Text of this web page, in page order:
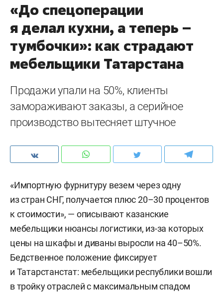
«До спецоперации
я делал кухни, а теперь –
тумбочки»: как страдают
мебельщики Татарстана
Продажи упали на 50%, клиенты
замораживают заказы, а серийное
производство вытесняет штучное
«Импортную фурнитуру везем через одну
из стран СНГ, получается плюс 20–30 процентов
к стоимости», — описывают казанские
мебельщики нюансы логистики, из-за которых
цены на шкафы и диваны выросли на 40–50%.
Бедственное положение фиксирует
и Татарстанстат: мебельщики республики вошли
в тройку отраслей с максимальным спадом